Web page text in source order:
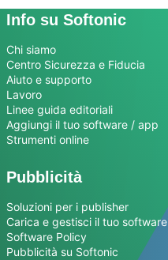
Info su Softonic
Chi siamo
Centro Sicurezza e Fiducia
Aiuto e supporto
Lavoro
Linee guida editoriali
Aggiungi il tuo software / app
Strumenti online
Pubblicità
Soluzioni per i publisher
Carica e gestisci il tuo software
Software Policy
Pubblicità su Softonic